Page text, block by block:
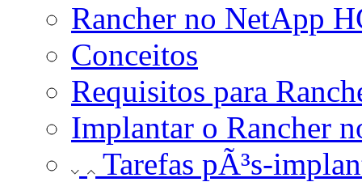
Rancher no NetApp
Conceitos
Requisitos para
Implantar o Rancher
Tarefas pÃ³s-